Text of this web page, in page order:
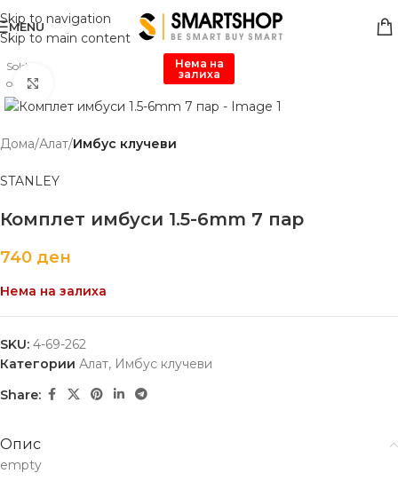
Skip to navigation
Skip to main content
MENU
Sold
out
Нема на
залиха
Дома Алат Имбус клучеви
STANLEY
Комплет имбуси 1.5-6mm 7 пар
740 ден
Нема на залиха
SKU: 4-69-262
Категории Алат, Имбус клучеви
Share:
Опис
empty